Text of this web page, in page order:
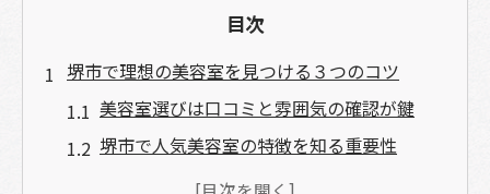
目次
堺市で理想の美容室を見つける３つのコツ
美容室選びは口コミと雰囲気の確認が鍵
堺市で人気美容室の特徴を知る重要性
カットが上手い美容室の見極め方を解説